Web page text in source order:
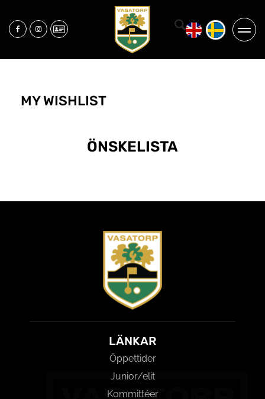
MY WISHLIST
ÖNSKELISTA
LÄNKAR
Öppettider
Junior/elit
Kommittéer